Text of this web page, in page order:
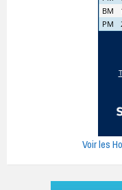
Voir les